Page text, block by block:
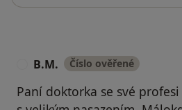
B.M. Číslo ověřené
Paní doktorka se své